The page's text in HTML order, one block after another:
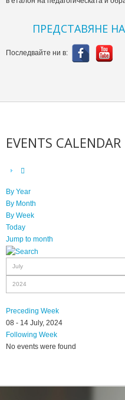
ПРЕДСТАВЯНЕ
Последвайте ни в:
EVENTS CALENDAR
By Year
By Month
By Week
Today
Jump to month
Preceding Week
08 - 14 July, 2024
Following Week
No events were found